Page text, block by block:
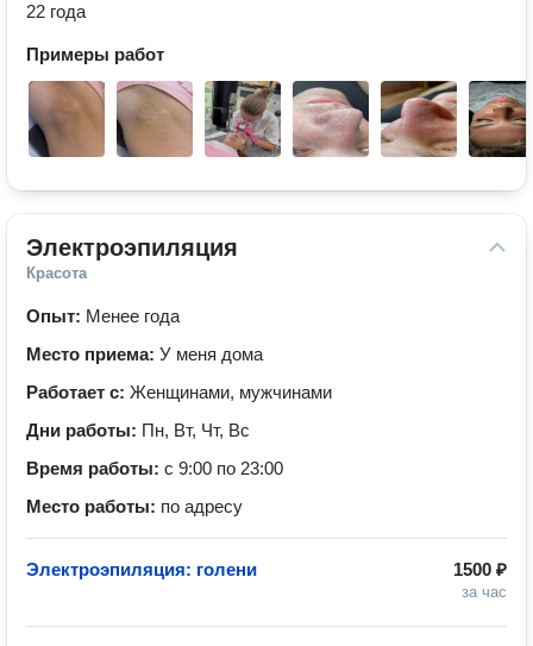
22 года
Примеры работ
Электроэпиляция
Красота
Опыт: Менее года
Место приема: У меня дома
Работает с: Женщинами, мужчинами
Дни работы: Пн, Вт, Чт, Вс
Время работы: с 9:00 по 23:00
Место работы: по адресу
1500 ₽
за час
Электроэпиляция: голени